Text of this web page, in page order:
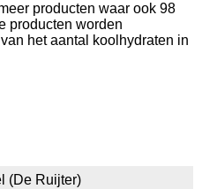
producten waar ook 98
producten worden
het aantal koolhydraten in
(De Ruijter)